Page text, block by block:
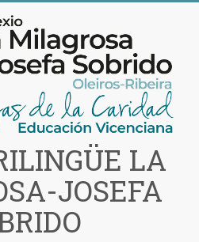
LA
JOSEFA